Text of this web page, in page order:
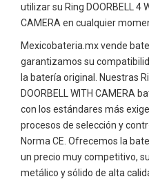
utilizar su Ring DOORBELL 4
CAMERA en cualquier
Mexicobateria.mx vende
garantizamos su
la batería original. Nuestras
DOORBELL WITH CAMERA
con los estándares más
procesos de selección y
Norma CE. Ofrecemos la
un precio muy competitivo,
metálico y sólido de alta